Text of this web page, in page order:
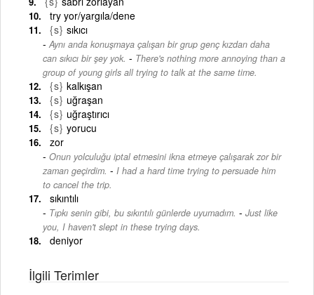
try yor/yargıla/dene
{s} sıkıcı
Aynı anda konuşmaya çalışan bir grup genç kızdan daha
can sıkıcı bir şey yok. - There's nothing more annoying than a
group of young girls all trying to talk at the same time.
{s} kalkışan
{s} uğraşan
{s} uğraştırıcı
{s} yorucu
zor
Onun yolculuğu iptal etmesini ikna etmeye çalışarak zor bir
zaman geçirdim. - I had a hard time trying to persuade him
to cancel the trip.
sıkıntılı
Tıpkı senin gibi, bu sıkıntılı günlerde uyumadım. - Just like
you, I haven't slept in these trying days.
deniyor
İlgili Terimler